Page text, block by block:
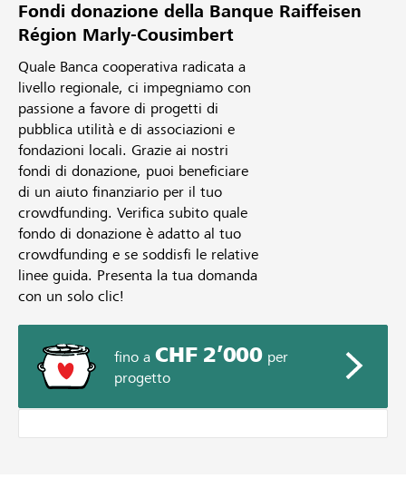
Fondi donazione della Banque Raiffeisen
Région Marly-Cousimbert
Quale Banca cooperativa radicata a
livello regionale, ci impegniamo con
passione a favore di progetti di
pubblica utilità e di associazioni e
fondazioni locali. Grazie ai nostri
fondi di donazione, puoi beneficiare
di un aiuto finanziario per il tuo
crowdfunding. Verifica subito quale
fondo di donazione è adatto al tuo
crowdfunding e se soddisfi le relative
linee guida. Presenta la tua domanda
con un solo clic!
fino a CHF 2’000per
progetto